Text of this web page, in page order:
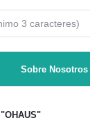
Sobre Nosotros
"OHAUS"